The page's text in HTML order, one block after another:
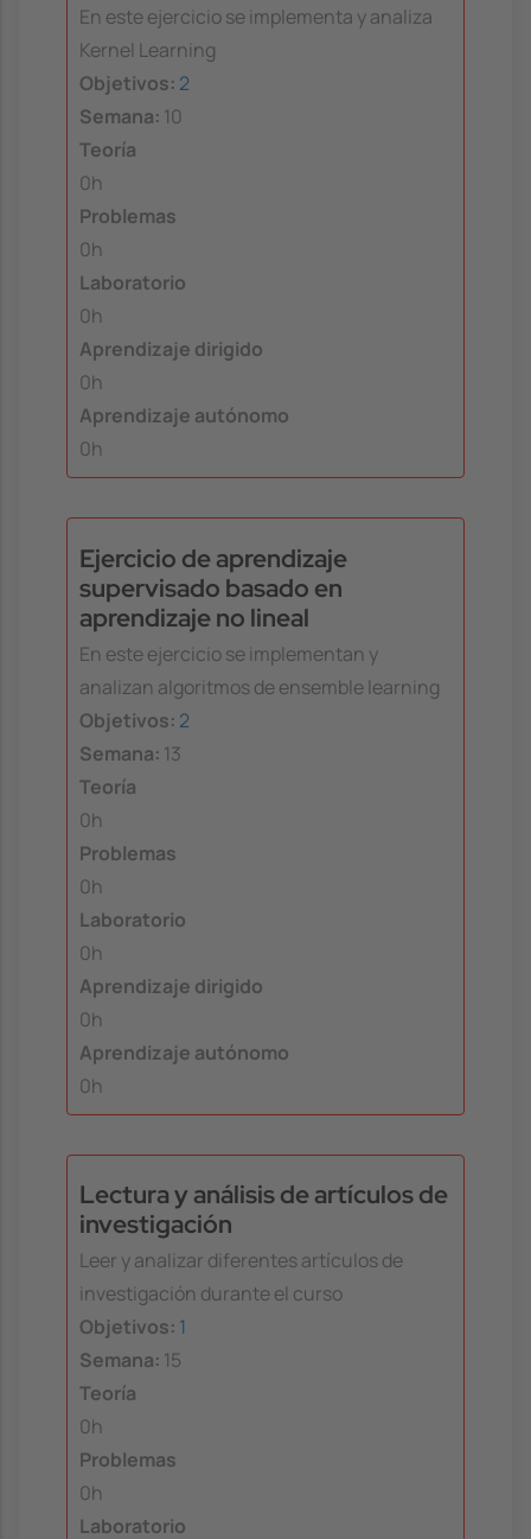
En este ejercicio se implementa y analiza
Kernel Learning
Objetivos: 2
Semana: 10
Teoría
0h
Problemas
0h
Laboratorio
0h
Aprendizaje dirigido
0h
Aprendizaje autónomo
0h
Ejercicio de aprendizaje
supervisado basado en
aprendizaje no lineal
En este ejercicio se implementan y
analizan algoritmos de ensemble learning
Objetivos: 2
Semana: 13
Teoría
0h
Problemas
0h
Laboratorio
0h
Aprendizaje dirigido
0h
Aprendizaje autónomo
0h
Lectura y análisis de artículos de
investigación
Leer y analizar diferentes artículos de
investigación durante el curso
Objetivos: 1
Semana: 15
Teoría
0h
Problemas
0h
Laboratorio